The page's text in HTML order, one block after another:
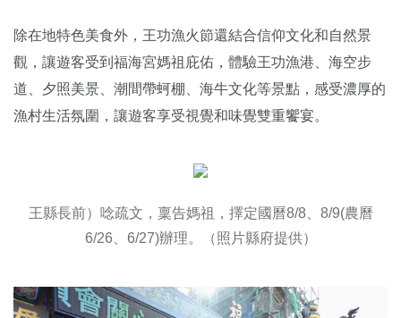
除在地特色美食外，王功漁火節還結合信仰文化和自然景
觀，讓遊客受到福海宮媽祖庇佑，體驗王功漁港、海空步
道、夕照美景、潮間帶蚵棚、海牛文化等景點，感受濃厚的
漁村生活氛圍，讓遊客享受視覺和味覺雙重饗宴。
王縣長前）唸疏文，稟告媽祖，擇定國曆8/8、8/9(農曆
6/26、6/27)辦理。（照片縣府提供）